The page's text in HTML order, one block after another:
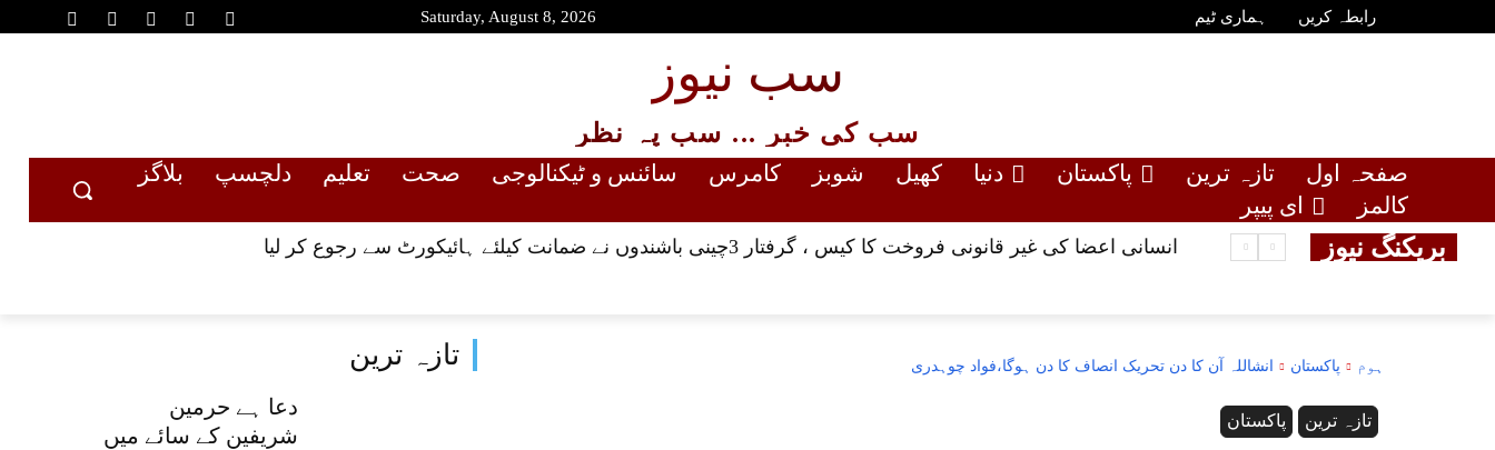
Saturday, August 8, 2026 رابطہ کریں ہماری ٹیم
سب نیوز
سب کی خبر ... سب پہ نظر
صفحہ اول تازہ ترین پاکستان دنیا کھیل شوبز کامرس سائنس و ٹیکنالوجی صحت تعلیم دلچسپ
بلاگز
کالمز
ای پیپر
بریکنگ نیوز انسانی اعضا کی غیر قانونی فروخت کا کیس ، گرفتار 3چینی باشندوں نے ضمانت کیلئے ہائیکورٹ سے رجوع کر لیا
تازہ ترین
دعا ہے حرمین
شریفین کے سائے میں
ہوم پاکستان انشاللہ آن کا دن تحریک انصاف کا دن ہوگا،فواد چوہدری
پاکستان تازہ ترین